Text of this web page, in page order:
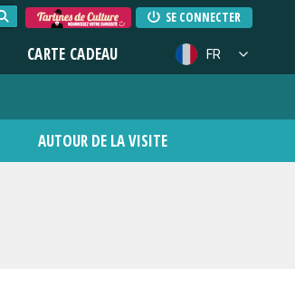
SE CONNECTER
CARTE CADEAU FR
AUTOUR DE LA VISITE